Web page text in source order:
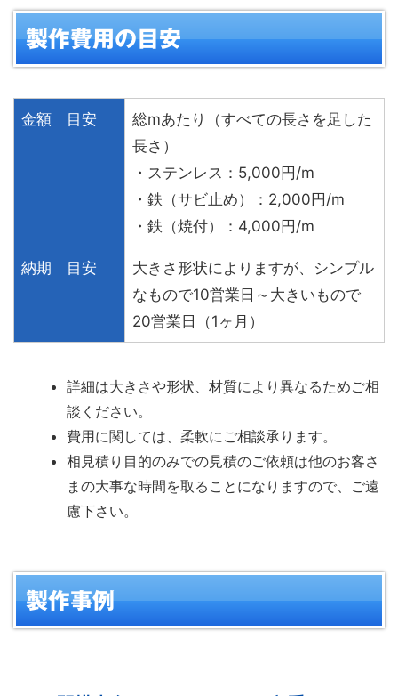
製作費用の目安
金額 目安
総mあたり（すべての長さを足した
長さ）
・ステンレス：5,000円/m
・鉄（サビ止め）：2,000円/m
・鉄（焼付）：4,000円/m
納期 目安
大きさ形状によりますが、シンプル
なもので10営業日～大きいもので
20営業日（1ヶ月）
詳細は大きさや形状、材質により異なるためご相
談ください。
費用に関しては、柔軟にご相談承ります。
相見積り目的のみでの見積のご依頼は他のお客さ
まの大事な時間を取ることになりますので、ご遠
慮下さい。
製作事例